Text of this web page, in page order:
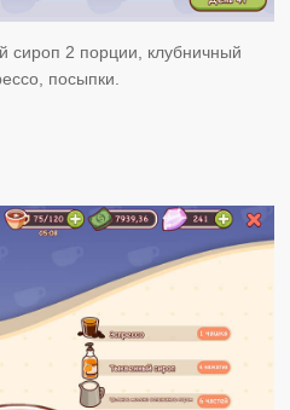
сироп 2 порции, клубничный
посыпки.